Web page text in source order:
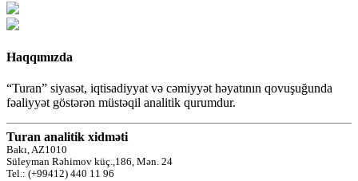
Haqqımızda
“Turan” siyasət, iqtisadiyyat və cəmiyyət həyatının qovuşuğunda
fəaliyyət göstərən müstəqil analitik qurumdur.
Turan analitik xidməti
Bakı, AZ1010
Süleyman Rəhimov küç.,186, Mən. 24
Tel.: (+99412) 440 11 96